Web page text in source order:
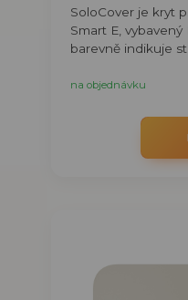
SoloCover je kryt
Smart E,
barevně indikuje st...
na objednávku